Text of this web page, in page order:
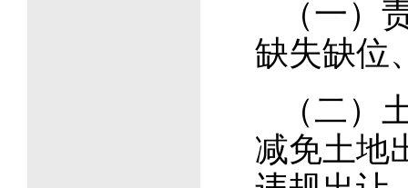
（一）
缺失缺位
（二）
减免土地